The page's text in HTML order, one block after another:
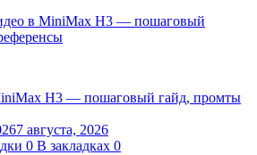
H3 — пошаговый гайд, промты
7 августа, 2026
0 В закладках 0